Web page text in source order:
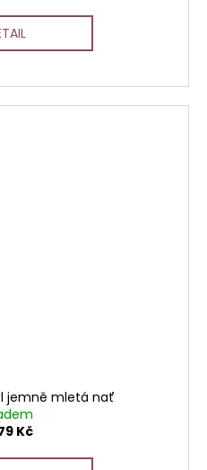
jemně mletá nať
Kč